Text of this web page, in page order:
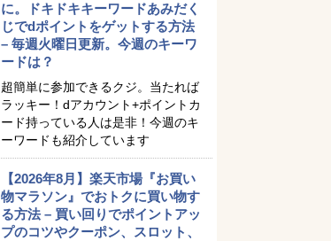
に。ドキドキキーワードあみだく
じでdポイントをゲットする方法
– 毎週火曜日更新。今週のキーワ
ードは？
超簡単に参加できるクジ。当たれば
ラッキー！dアカウント+ポイントカ
ード持っている人は是非！今週のキ
ーワードも紹介しています
【2026年8月】楽天市場『お買い
物マラソン』でおトクに買い物す
る方法 – 買い回りでポイントアッ
プのコツやクーポン、スロット、